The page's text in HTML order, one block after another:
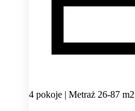
4 pokoje | Metraż 26-87 m2